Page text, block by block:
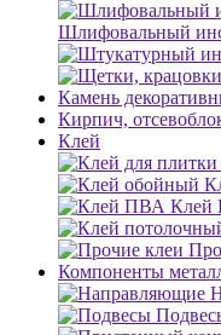
Шлифовальный
Камень
Кирпич,
Клей
Клей
Компоненты